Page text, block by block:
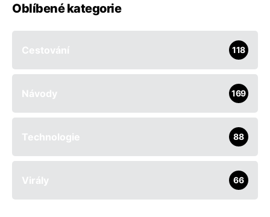
Oblíbené kategorie
Cestování 118
Návody 169
Technologie 88
Virály 66